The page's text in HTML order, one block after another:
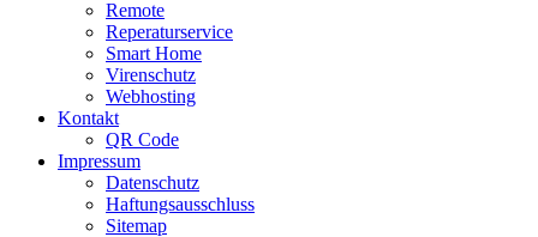
Remote
Reperaturservice
Smart Home
Virenschutz
Webhosting
Kontakt
QR Code
Impressum
Datenschutz
Haftungsausschluss
Sitemap